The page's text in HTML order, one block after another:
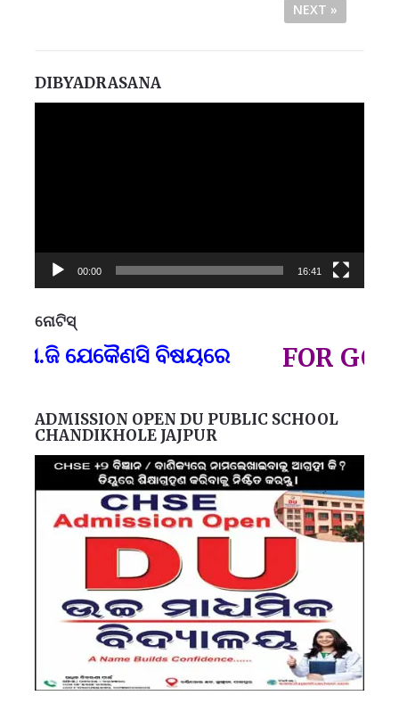
NEXT »
DIBYADRASANA
00:00 16:41
ନୋଟିସ୍
ବିଷୟରେ FOR GOVT
ADMISSION OPEN DU PUBLIC SCHOOL
CHANDIKHOLE JAJPUR